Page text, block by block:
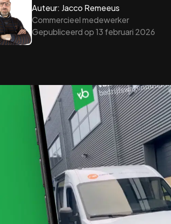
lange materialenAuteur: Jacco Remeeus
Commercieel medewerker
Gepubliceerd op13 februari 2026